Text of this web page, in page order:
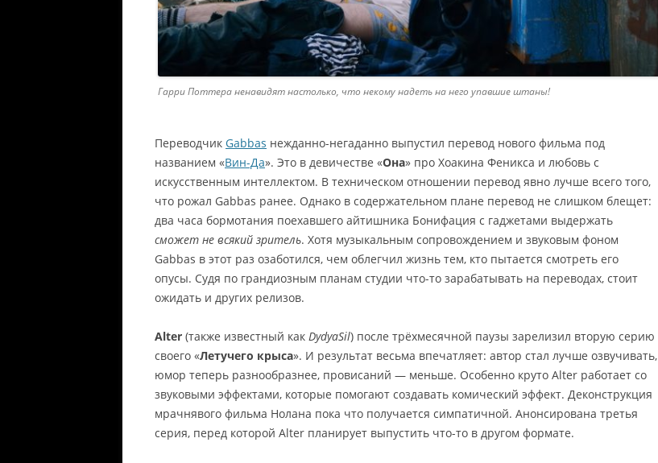
Гарри Поттера ненавидят настолько, что некому надеть на него упавшие штаны!
Переводчик Gabbas нежданно-негаданно выпустил перевод нового фильма под
названием «Вин-Да». Это в девичестве «Она» про Хоакина Феникса и любовь с
искусственным интеллектом. В техническом отношении перевод явно лучше всего того,
что рожал Gabbas ранее. Однако в содержательном плане перевод не слишком блещет:
два часа бормотания поехавшего айтишника Бонифация с гаджетами выдержать
сможет не всякий зритель. Хотя музыкальным сопровождением и звуковым фоном
Gabbas в этот раз озаботился, чем облегчил жизнь тем, кто пытается смотреть его
опусы. Судя по грандиозным планам студии что-то зарабатывать на переводах, стоит
ожидать и других релизов.
Alter (также известный как DydyaSil) после трёхмесячной паузы зарелизил вторую серию
своего «Летучего крыса». И результат весьма впечатляет: автор стал лучше озвучивать,
юмор теперь разнообразнее, провисаний — меньше. Особенно круто Alter работает со
звуковыми эффектами, которые помогают создавать комический эффект. Деконструкция
мрачнявого фильма Нолана пока что получается симпатичной. Анонсирована третья
серия, перед которой Alter планирует выпустить что-то в другом формате.